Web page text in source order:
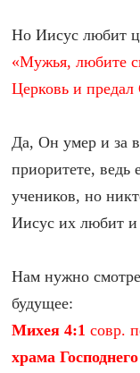
Но Иисус любит
«Мужья, любите
Церковь и
Да, Он умер и за
приоритете, ведь
учеников, но
Иисус их любит и
Нам нужно
будущее:
Михея 4:1 совр.
храма